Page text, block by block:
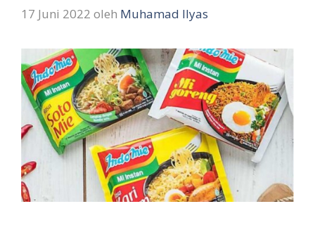
17 Juni 2022 oleh Muhamad Ilyas